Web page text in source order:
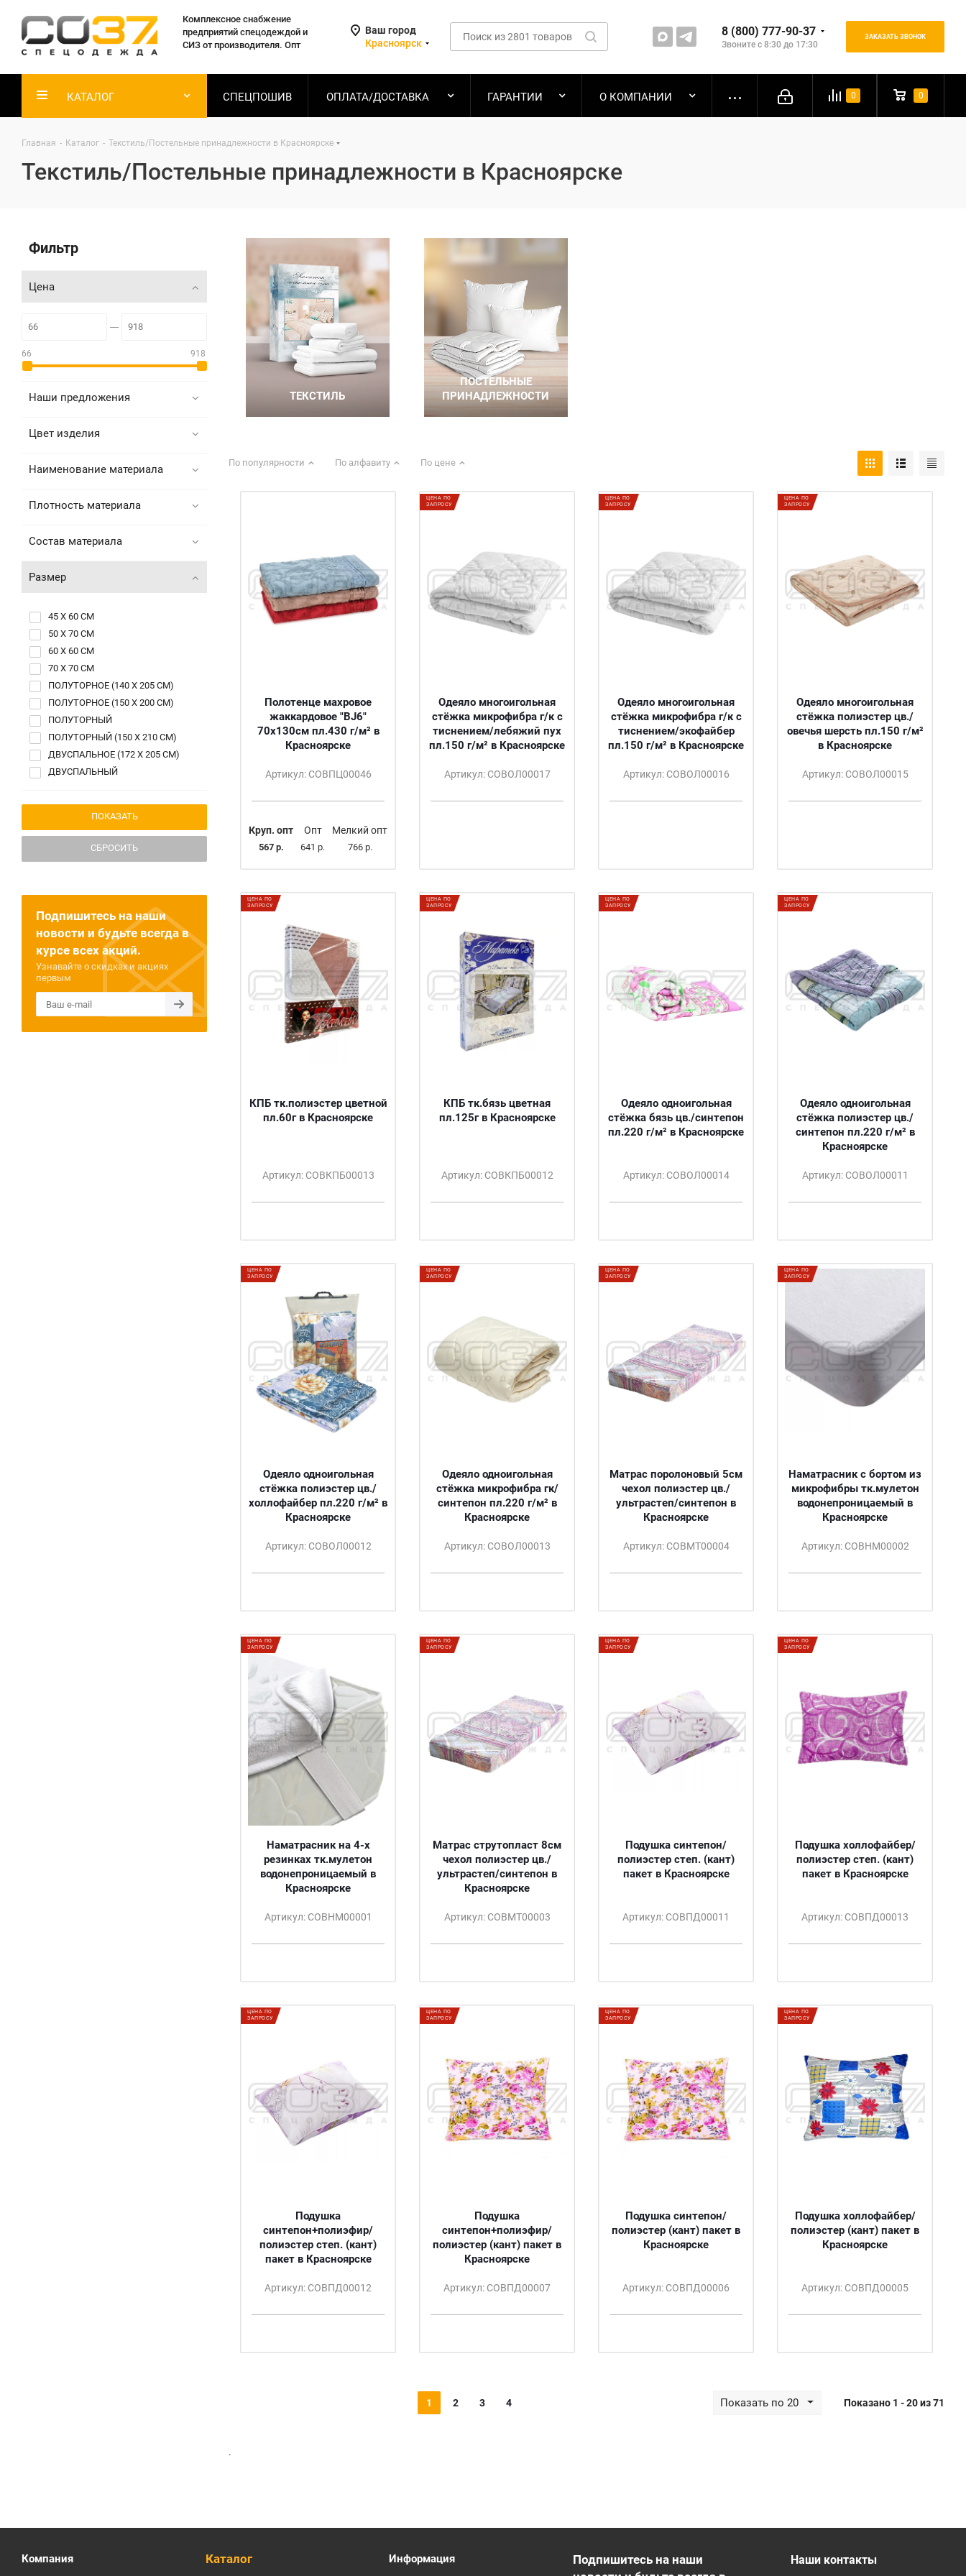
Комплексное снабжение
предприятий спецодеждой и
СИЗ от производителя. Опт
Ваш город
Красноярск
8 (800) 777-90-37
Звоните с 8:30 до 17:30
ЗАКАЗАТЬ ЗВОНОК
0 0
КАТАЛОГ СПЕЦПОШИВ ОПЛАТА/ДОСТАВКА ГАРАНТИИ О КОМПАНИИ
Главная - Каталог - Текстиль/Постельные принадлежности в Красноярске
Текстиль/Постельные принадлежности в Красноярске
По популярности По алфавиту По цене
Полотенце махровое
жаккардовое "BJ6"
70х130см пл.430 г/м² в
Красноярске
Артикул: СОВПЦ00046
Круп. опт
567 р.
Опт
641 р.
Мелкий опт
766 р.
ЦЕНА ПО
ЗАПРОСУ
Одеяло многоигольная
стёжка микрофибра г/к с
тиснением/лебяжий пух
пл.150 г/м² в Красноярске
Артикул: СОВОЛ00017
ЦЕНА ПО
ЗАПРОСУ
Одеяло многоигольная
стёжка микрофибра г/к с
тиснением/экофайбер
пл.150 г/м² в Красноярске
Артикул: СОВОЛ00016
ЦЕНА ПО
ЗАПРОСУ
Одеяло многоигольная
стёжка полиэстер цв./
овечья шерсть пл.150 г/м²
в Красноярске
Артикул: СОВОЛ00015
ЦЕНА ПО
ЗАПРОСУ
КПБ тк.полиэстер цветной
пл.60г в Красноярске
Артикул: СОВКПБ00013
ЦЕНА ПО
ЗАПРОСУ
КПБ тк.бязь цветная
пл.125г в Красноярске
Артикул: СОВКПБ00012
ЦЕНА ПО
ЗАПРОСУ
Одеяло одноигольная
стёжка бязь цв./синтепон
пл.220 г/м² в Красноярске
Артикул: СОВОЛ00014
ЦЕНА ПО
ЗАПРОСУ
Одеяло одноигольная
стёжка полиэстер цв./
синтепон пл.220 г/м² в
Красноярске
Артикул: СОВОЛ00011
ЦЕНА ПО
ЗАПРОСУ
Одеяло одноигольная
стёжка полиэстер цв./
холлофайбер пл.220 г/м² в
Красноярске
Артикул: СОВОЛ00012
ЦЕНА ПО
ЗАПРОСУ
Одеяло одноигольная
стёжка микрофибра гк/
синтепон пл.220 г/м² в
Красноярске
Артикул: СОВОЛ00013
ЦЕНА ПО
ЗАПРОСУ
Матрас поролоновый 5см
чехол полиэстер цв./
ультрастеп/синтепон в
Красноярске
Артикул: СОВМТ00004
ЦЕНА ПО
ЗАПРОСУ
Наматрасник с бортом из
микрофибры тк.мулетон
водонепроницаемый в
Красноярске
Артикул: СОВНМ00002
ЦЕНА ПО
ЗАПРОСУ
Наматрасник на 4-х
резинках тк.мулетон
водонепроницаемый в
Красноярске
Артикул: СОВНМ00001
ЦЕНА ПО
ЗАПРОСУ
Матрас струтопласт 8см
чехол полиэстер цв./
ультрастеп/синтепон в
Красноярске
Артикул: СОВМТ00003
ЦЕНА ПО
ЗАПРОСУ
Подушка синтепон/
полиэстер степ. (кант)
пакет в Красноярске
Артикул: СОВПД00011
ЦЕНА ПО
ЗАПРОСУ
Подушка холлофайбер/
полиэстер степ. (кант)
пакет в Красноярске
Артикул: СОВПД00013
ЦЕНА ПО
ЗАПРОСУ
Подушка
синтепон+полиэфир/
полиэстер степ. (кант)
пакет в Красноярске
Артикул: СОВПД00012
ЦЕНА ПО
ЗАПРОСУ
Подушка
синтепон+полиэфир/
полиэстер (кант) пакет в
Красноярске
Артикул: СОВПД00007
ЦЕНА ПО
ЗАПРОСУ
Подушка синтепон/
полиэстер (кант) пакет в
Красноярске
Артикул: СОВПД00006
ЦЕНА ПО
ЗАПРОСУ
Подушка холлофайбер/
полиэстер (кант) пакет в
Красноярске
Артикул: СОВПД00005
1 2 3 4 Показать по 20 Показано 1 - 20 из 71
.
Фильтр
Цена
66 918
Наши предложения
Цвет изделия
Наименование материала
Плотность материала
Состав материала
Размер
45 Х 60 СМ
50 Х 70 СМ
60 Х 60 СМ
70 Х 70 СМ
ПОЛУТОРНОЕ (140 Х 205 СМ)
ПОЛУТОРНОЕ (150 Х 200 СМ)
ПОЛУТОРНЫЙ
ПОЛУТОРНЫЙ (150 Х 210 СМ)
ДВУСПАЛЬНОЕ (172 Х 205 СМ)
ДВУСПАЛЬНЫЙ
ДВУСПАЛЬНОЕ (180 Х 200 СМ)
САЛАТОВЫЙ
ТЁМНО-ЗЕЛЁНЫЙ
БОРДО
ФУКСИЯ
НАСЫЩЕННАЯ СИРЕНЬ
СБРОСИТЬ
Подпишитесь на наши
новости и будьте всегда в
курсе всех акций.
Узнавайте о скидках и акциях
первым
Компания Каталог Информация
Подпишитесь на наши
Наши контакты